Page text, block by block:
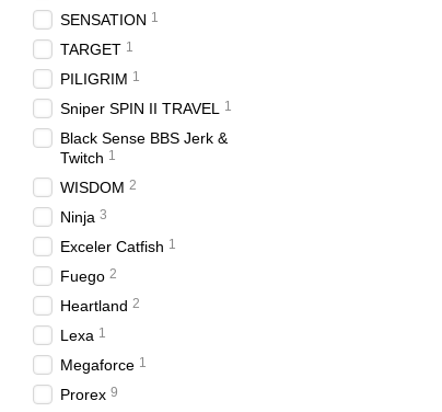
SENSATION 1
TARGET 1
PILIGRIM 1
Sniper SPIN II TRAVEL 1
Black Sense BBS Jerk &
Twitch 1
WISDOM 2
Ninja 3
Exceler Catfish 1
Fuego 2
Heartland 2
Lexa 1
Megaforce 1
Prorex 9